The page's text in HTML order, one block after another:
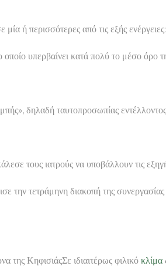
μία ή περισσότερες από τις εξής ενέργειες:
υπερβαίνει κατά πολύ το μέσο όρο
δηλαδή ταυτοπροσωπίας
τους ιατρούς να υποβάλλουν τις
τετράμηνη διακοπή της συνεργασίας
της ΚηφισιάςΣε ιδιαιτέρως φιλικό κλίμα